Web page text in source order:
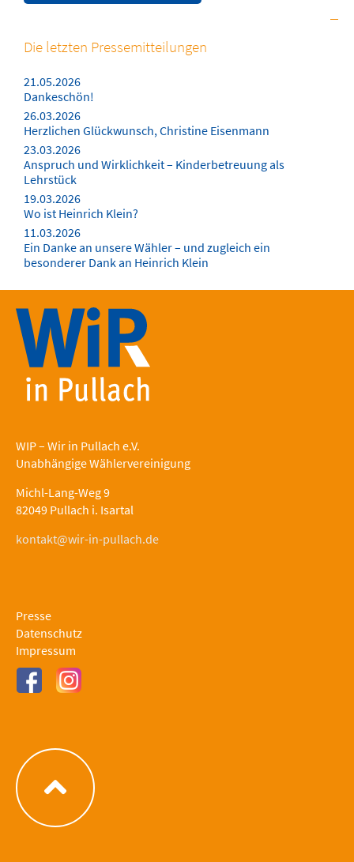
Die letzten Pressemitteilungen
21.05.2026
Dankeschön!
26.03.2026
Herzlichen Glückwunsch, Christine Eisenmann
23.03.2026
Anspruch und Wirklichkeit – Kinderbetreuung als
Lehrstück
19.03.2026
Wo ist Heinrich Klein?
11.03.2026
Ein Danke an unsere Wähler – und zugleich ein
besonderer Dank an Heinrich Klein
WIP – Wir in Pullach e.V.
Unabhängige Wählervereinigung
Michl-Lang-Weg 9
82049 Pullach i. Isartal
kontakt@wir-in-pullach.de
Presse
Datenschutz
Impressum